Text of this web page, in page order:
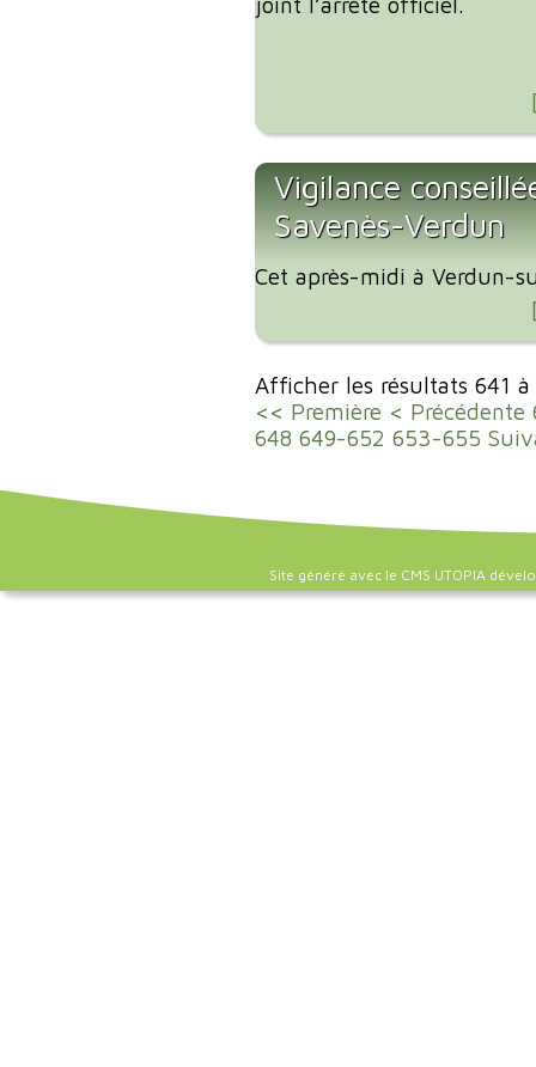
Vigilance
Savenès-Verdun
Cet après-midi à Verdun-
Afficher les résultats 641
<< Première < Précédente
648 649-652 653-655
Site généré avec le CMS UTOPIA